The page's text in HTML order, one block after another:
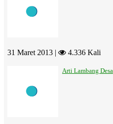
31 Maret 2013 | 4.336 Kali
Arti Lambang Desa